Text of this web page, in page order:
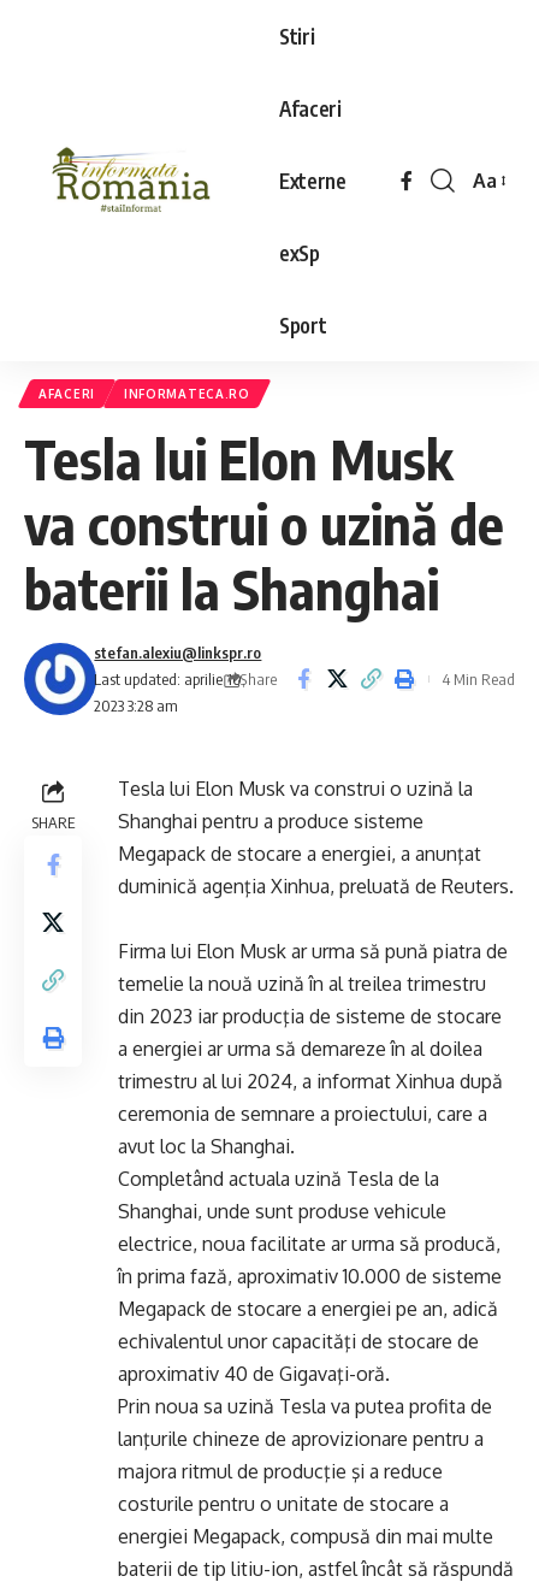
Stiri
Afaceri
Externe
exSp
Sport
Aa
AFACERI INFORMATECA.RO
Tesla lui Elon Musk
va construi o uzină de
baterii la Shanghai
Last updated: aprilie 10,
2023 3:28 am
stefan.alexiu@linkspr.ro
Share
4 Min Read
SHARE
Tesla lui Elon Musk va construi o uzină la
Shanghai pentru a produce sisteme
Megapack de stocare a energiei, a anunţat
duminică agenţia Xinhua, preluată de Reuters.
Firma lui Elon Musk ar urma să pună piatra de
temelie la nouă uzină în al treilea trimestru
din 2023 iar producţia de sisteme de stocare
a energiei ar urma să demareze în al doilea
trimestru al lui 2024, a informat Xinhua după
ceremonia de semnare a proiectului, care a
avut loc la Shanghai.
Completând actuala uzină Tesla de la
Shanghai, unde sunt produse vehicule
electrice, noua facilitate ar urma să producă,
în prima fază, aproximativ 10.000 de sisteme
Megapack de stocare a energiei pe an, adică
echivalentul unor capacităţi de stocare de
aproximativ 40 de Gigavaţi-oră.
Prin noua sa uzină Tesla va putea profita de
lanţurile chineze de aprovizionare pentru a
majora ritmul de producţie şi a reduce
costurile pentru o unitate de stocare a
energiei Megapack, compusă din mai multe
baterii de tip litiu-ion, astfel încât să răspundă